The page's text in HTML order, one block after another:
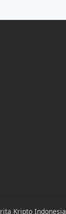
Kripto Indonesia